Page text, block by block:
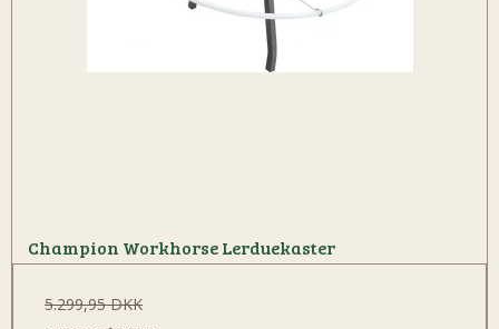
Champion Workhorse Lerduekaster
5.299,95 DKK